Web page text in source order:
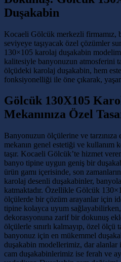
Duşakabin
Kocaeli Gölcük merkezli firmamız,
seviyeye taşıyacak özel çözümler
130×105 karolaj duşakabin
kalitesiyle banyonuzun atmosferini
ölçüdeki karolaj duşakabin, hem
fonksiyonelliği ile öne çıkarak,
Gölcük 130X105
Mekanınıza Özel
Banyonuzun ölçülerine ve
mekanın genel estetiği ve kullanım
taşır. Kocaeli Gölcük’te hizmet
banyo tipine uygun geniş bir
ürün gamı içerisinde, son
karolaj desenli duşakabinler,
katmaktadır. Özellikle Gölcük
ölçülerde bir çözüm arayanlar için
tipine kolayca uyum
dekorasyonuna zarif bir dokunuş
ölçülerle sınırlı kalmayıp, özel ölçü
banyonuz için en mükemmel
duşakabin modellerimiz, dar
cam duşakabinlerimiz ise ferah ve